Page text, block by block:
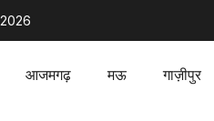
आजमगढ़ मऊ गाज़ीपुर